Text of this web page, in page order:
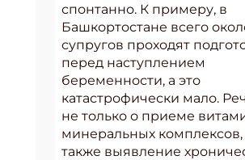
спонтанно. К примеру, в
Башкортостане всего
супругов проходят
перед наступлением
беременности, а это
катастрофически мало.
не только о приеме
минеральных комплексов,
также выявление